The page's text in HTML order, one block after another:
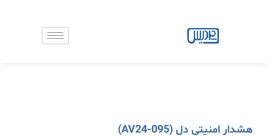
هشدار امنیتی دل (AV24-095)